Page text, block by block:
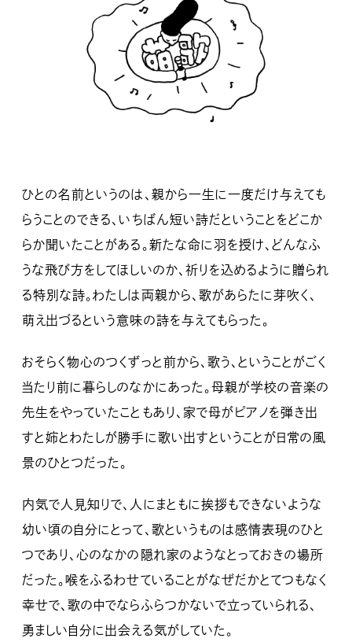
ひとの名前というのは、親から一生に一度だけ与えても
らうことのできる、いちばん短い詩だということをどこか
らか聞いたことがある。新たな命に羽を授け、どんなふ
うな飛び方をしてほしいのか、祈りを込めるように贈られ
る特別な詩。わたしは両親から、歌があらたに芽吹く、
萌え出づるという意味の詩を与えてもらった。
おそらく物心のつくずっと前から、歌う、ということがごく
当たり前に暮らしのなかにあった。母親が学校の音楽の
先生をやっていたこともあり、家で母がピアノを弾き出
すと姉とわたしが勝手に歌い出すということが日常の風
景のひとつだった。
内気で人見知りで、人にまともに挨拶もできないような
幼い頃の自分にとって、歌というものは感情表現のひと
つであり、心のなかの隠れ家のようなとっておきの場所
だった。喉をふるわせていることがなぜだかとてつもなく
幸せで、歌の中でならふらつかないで立っていられる、
勇ましい自分に出会える気がしていた。